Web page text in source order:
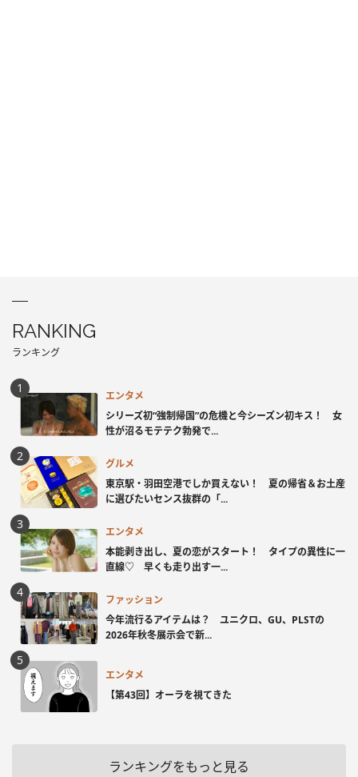
RANKING
ランキング
エンタメ
シリーズ初“強制帰国”の危機と今シーズン初キス！ 女
性が沼るモテテク勃発で...
グルメ
東京駅・羽田空港でしか買えない！ 夏の帰省＆お土産
に選びたいセンス抜群の「...
エンタメ
本能剥き出し、夏の恋がスタート！ タイプの異性に一
直線♡ 早くも走り出す一...
ファッション
今年流行るアイテムは？ ユニクロ、GU、PLSTの
2026年秋冬展示会で新...
エンタメ
【第43回】オーラを視てきた
ランキングをもっと見る